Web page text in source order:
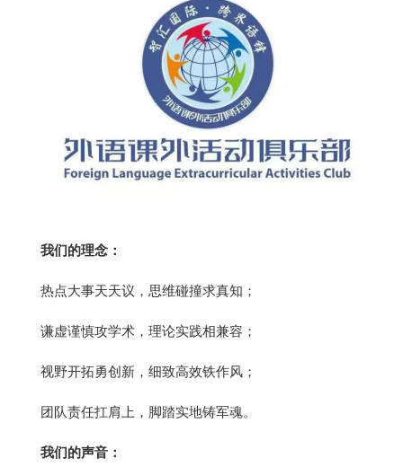
我们的理念：
热点大事天天议，思维碰撞求真知；
谦虚谨慎攻学术，理论实践相兼容；
视野开拓勇创新，细致高效铁作风；
团队责任扛肩上，脚踏实地铸军魂。
我们的声音：